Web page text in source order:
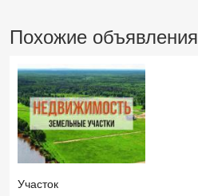
Похожие объявления
Участок